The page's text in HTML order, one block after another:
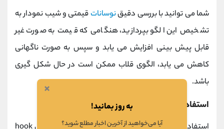
شما می توانید با بررسی دقیقنوسانات قیمتی و شیب نمودار به
تشخیص این الگو بپردازید، هنگامی که قیمت به صورت غیر
قابل پیش بینی افزایش می یابد و سپس به صورت ناگهانی
کاهش می یابد، الگوی قلاب ممکن است در حال شکل گیری
باشد.
استفاده از شاخص‌ های فنی
×
به روز بمانید!
آیا می‌خواهید از آخرین اخبار مطلع شوید؟